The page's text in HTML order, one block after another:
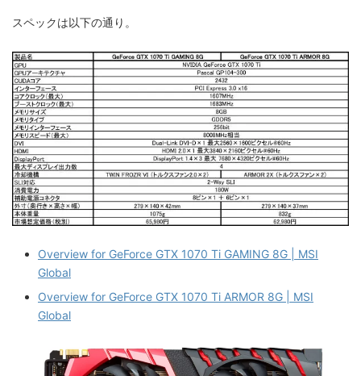
スペックは以下の通り。
Overview for GeForce GTX 1070 Ti GAMING 8G | MSI
Global
Overview for GeForce GTX 1070 Ti ARMOR 8G | MSI
Global